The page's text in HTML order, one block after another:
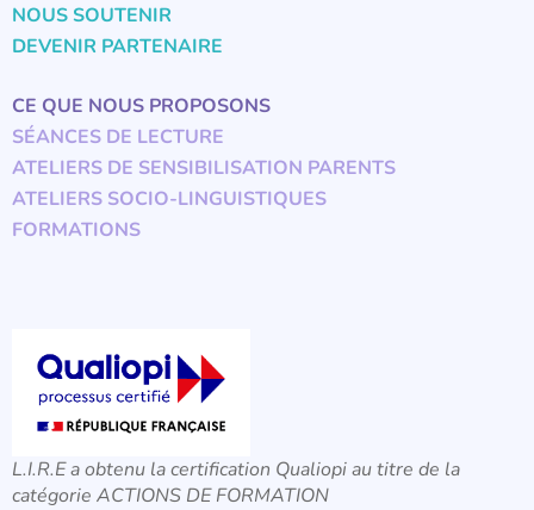
NOUS SOUTENIR
DEVENIR PARTENAIRE
CE QUE NOUS PROPOSONS
SÉANCES DE LECTURE
ATELIERS DE SENSIBILISATION PARENTS
ATELIERS SOCIO-LINGUISTIQUES
FORMATIONS
L.I.R.E a obtenu la certification Qualiopi au titre de la
catégorie ACTIONS DE FORMATION